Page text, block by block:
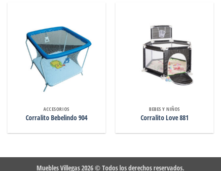
ACCESORIOS
Corralito Bebelindo 904
BEBES Y NIÑOS
Corralito Love 881
Muebles Villegas 2026 © Todos los derechos reservados.